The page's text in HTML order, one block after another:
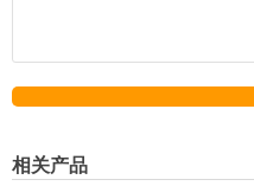
相关产品